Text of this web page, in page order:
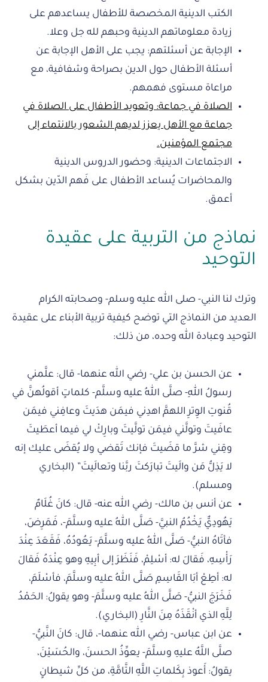
الكتب الدينية المخصصة للأطفال يساعدهم على
زيادة معلوماتهم الدينية وحبهم لله جل وعلا.
الإجابة عن أسئلتهم: يجب على الأهل الإجابة عن
أسئلة الأطفال حول الدين بصراحة وشفافية، مع
مراعاة مستوى فهمهم.
الصلاة في جماعة: وتعويد الأطفال على الصلاة في
جماعة مع الأهل يعزز لديهم الشعور بالانتماء إلى
مجتمع المؤمنين.
الاجتماعات الدينية: وحضور الدروس الدينية
والمحاضرات يُساعد الأطفال على فَهم الدّين بشكل
أعمق.
نماذج من التربية على عقيدة
التوحيد
وترك لنا النبي- صلى الله عليه وسلم- وصحابته الكرام
العديد من النماذج التي توضح كيفية تربية الأبناء على عقيدة
التوحيد وعبادة الله وحده، من ذلك:
عن الحسن بن علي- رضي الله عنهما- قال: علَّمني
رسولُ اللهِ- صلَّى اللهُ عليه وسلَّم- كلماتٍ أقولُهنَّ في
قُنوتِ الوِترِ اللهمَّ اهدِني فيمَن هدَيتَ وعافِني فيمَن
عافَيتَ وتولَّني فيمَن تولَّيتَ وبارِكْ لي فيما أعطَيتَ
وقِني شرَّ ما قضَيتَ فإنك تَقضي ولا يُقضَى عليك إنه
لا يَذِلُّ مَن والَيتَ تبارَكتَ ربَّنا وتعالَيتَ” (البخاري
ومسلم).
عن أنس بن مالك- رضي الله عنه- قال: كانَ غُلَامٌ
يَهُودِيٌّ يَخْدُمُ النبيَّ- صَلَّى اللهُ عليه وسلَّمَ-، فَمَرِضَ،
فأتَاهُ النبيُّ- صَلَّى اللهُ عليه وسلَّمَ- يَعُودُهُ، فَقَعَدَ عِنْدَ
رَأْسِهِ، فَقالَ له: أسْلِمْ، فَنَظَرَ إلى أبِيهِ وهو عِنْدَهُ فَقالَ
له: أطِعْ أبَا القَاسِمِ صَلَّى اللهُ عليه وسلَّمَ، فأسْلَمَ،
فَخَرَجَ النبيُّ- صَلَّى اللهُ عليه وسلَّمَ- وهو يقولُ: الحَمْدُ
لِلَّهِ الذي أنْقَذَهُ مِنَ النَّارِ (البخاري).
عن ابن عباس- رضي الله عنهما-، قال: كانَ النَّبيُّ-
صلَّى اللَّهُ عليهِ وسلَّمَ- يعوِّذُ الحسنَ، والحُسَيْنَ،
يقولُ: أَعوذ بِكَلماتِ اللَّهِ التَّامَّةِ، من كلِّ شيطانٍ